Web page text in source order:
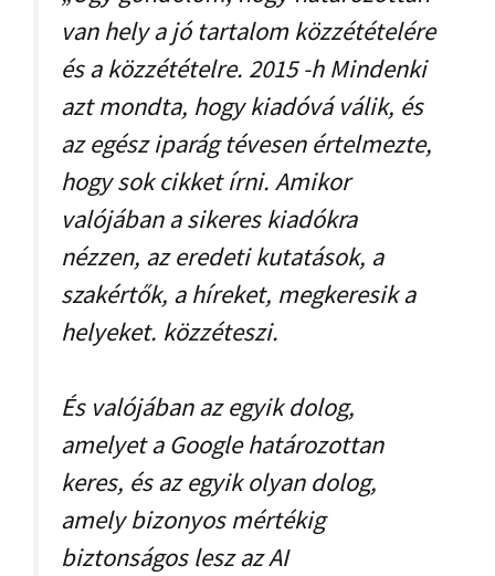
van hely a jó tartalom közzétételére
és a közzétételre. 2015 -h Mindenki
azt mondta, hogy kiadóvá válik, és
az egész iparág tévesen értelmezte,
hogy sok cikket írni. Amikor
valójában a sikeres kiadókra
nézzen, az eredeti kutatások, a
szakértők, a híreket, megkeresik a
helyeket. közzéteszi.
És valójában az egyik dolog,
amelyet a Google határozottan
keres, és az egyik olyan dolog,
amely bizonyos mértékig
biztonságos lesz az AI